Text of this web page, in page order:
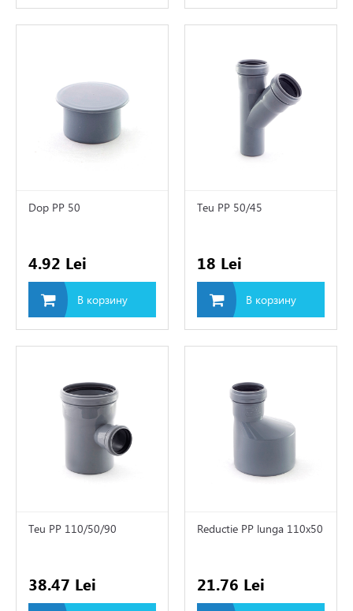
Dop PP 50
4.92 Lei
В корзину
Teu PP 50/45
18 Lei
В корзину
Teu PP 110/50/90
38.47 Lei
Reductie PP lunga 110x50
21.76 Lei